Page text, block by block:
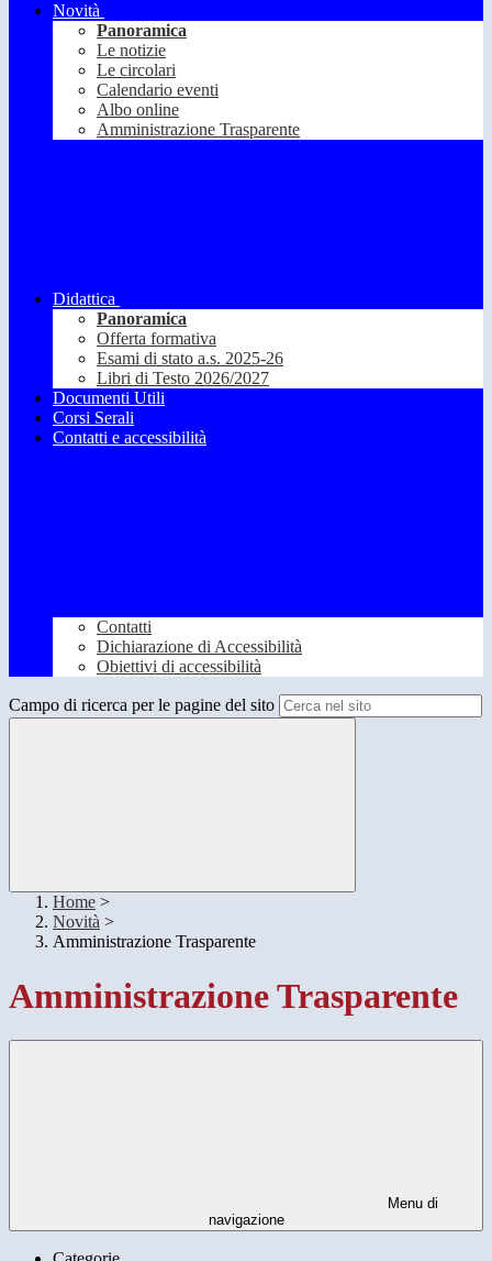
Novità
Panoramica
Le notizie
Le circolari
Calendario eventi
Albo online
Amministrazione Trasparente
Didattica
Panoramica
Offerta formativa
Esami di stato a.s. 2025-26
Libri di Testo 2026/2027
Documenti Utili
Corsi Serali
Contatti e accessibilità
Contatti
Dichiarazione di Accessibilità
Obiettivi di accessibilità
Campo di ricerca per le pagine del sito
Home >
Novità >
Amministrazione Trasparente
Amministrazione Trasparente
Menu di
navigazione